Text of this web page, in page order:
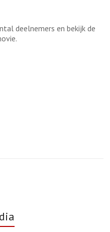
deelnemers en bekijk de